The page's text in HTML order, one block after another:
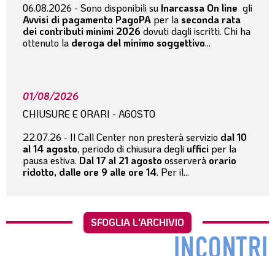
06.08.2026 - Sono disponibili su Inarcassa On line gli
Avvisi di pagamento PagoPAper la seconda rata
dei contributi minimi 2026 dovuti dagli iscritti. Chi ha
ottenuto la deroga del minimo soggettivo...
01/08/2026
CHIUSURE E ORARI - AGOSTO
22.07.26 - Il Call Center non presterà servizio dal 10
al 14 agosto, periodo di chiusura degli uffici per la
pausa estiva. Dal 17 al 21 agosto osserverà orario
ridotto, dalle ore 9 alle ore 14. Per il...
SFOGLIA L'ARCHIVIO